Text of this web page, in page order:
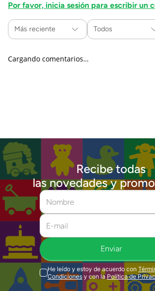
Por favor, inicia sesión para escribir un
Más reciente Todos
Cargando comentarios…
Recibe todas
las novedades y
Enviar
He leído y estoy de acuerdo con
Condiciones y con la Política de